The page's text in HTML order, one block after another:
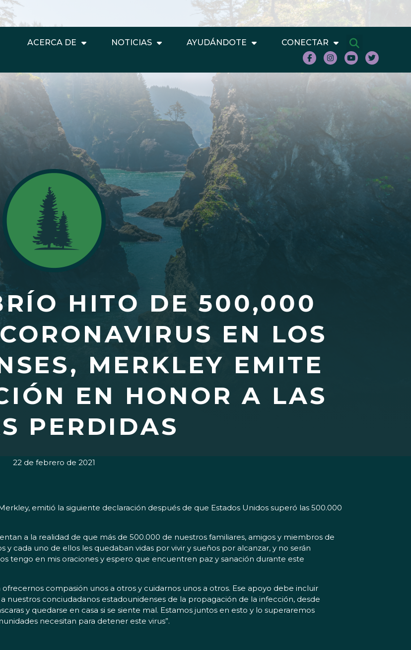
ACERCA DE NOTICIAS AYUDÁNDOTE CONECTAR
HITO DE 500,000
EN LOS
MERKLEY EMITE
EN HONOR A LAS
PERDIDAS
22 de febrero de 2021
emitió la siguiente declaración después de que Estados Unidos superó las 500.000
a la realidad de que más de 500.000 de nuestros familiares, amigos y miembros de
cada uno de ellos les quedaban vidas por vivir y sueños por alcanzar, y no serán
tengo en mis oraciones y espero que encuentren paz y sanación durante este
compasión unos a otros y cuidarnos unos a otros. Ese apoyo debe incluir
conciudadanos estadounidenses de la propagación de la infección, desde
y quedarse en casa si se siente mal. Estamos juntos en esto y lo superaremos
necesitan para detener este virus”.